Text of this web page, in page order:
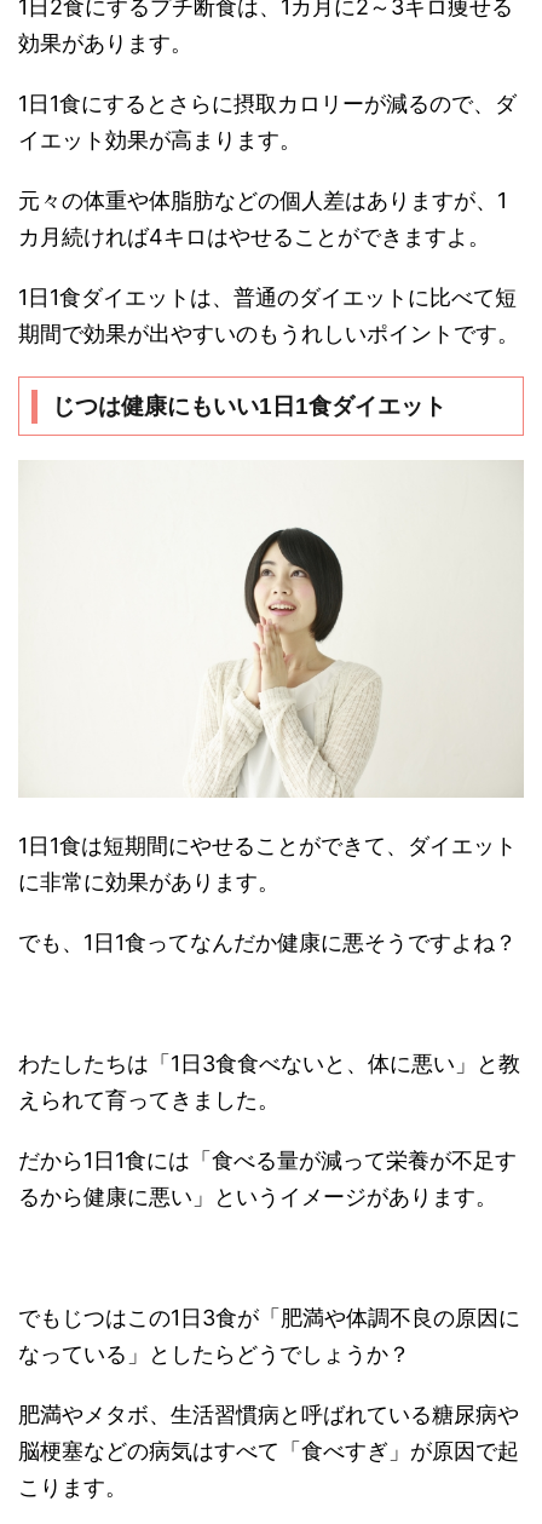
1日2食にするプチ断食は、1カ月に2～3キロ痩せる
効果があります。
1日1食にするとさらに摂取カロリーが減るので、ダ
イエット効果が高まります。
元々の体重や体脂肪などの個人差はありますが、1
カ月続ければ4キロはやせることができますよ。
1日1食ダイエットは、普通のダイエットに比べて短
期間で効果が出やすいのもうれしいポイントです。
じつは健康にもいい1日1食ダイエット
1日1食は短期間にやせることができて、ダイエット
に非常に効果があります。
でも、1日1食ってなんだか健康に悪そうですよね？
わたしたちは「1日3食食べないと、体に悪い」と教
えられて育ってきました。
だから1日1食には「食べる量が減って栄養が不足す
るから健康に悪い」というイメージがあります。
でもじつはこの1日3食が「肥満や体調不良の原因に
なっている」としたらどうでしょうか？
肥満やメタボ、生活習慣病と呼ばれている糖尿病や
脳梗塞などの病気はすべて「食べすぎ」が原因で起
こります。